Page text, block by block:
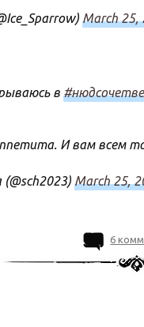
March 25,
в
И вам всем
March 25,
6